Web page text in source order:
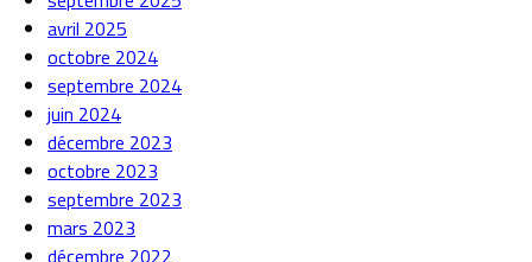
avril 2025
octobre 2024
septembre 2024
juin 2024
décembre 2023
octobre 2023
septembre 2023
mars 2023